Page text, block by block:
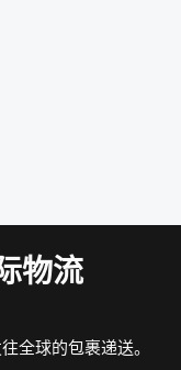
物流
全球的包裹递送。